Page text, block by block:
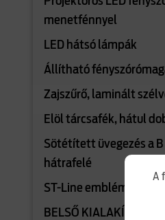
menetfénnyel
LED hátsó lámpák
Állítható
Zajszűrő, laminált
Elöl tárcsafék, hátul
Sötétített üvegezés a
hátrafelé
ST-Line embléma
BELSŐ KIALAKÍTÁS
A